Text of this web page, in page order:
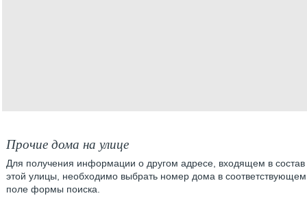
Прочие дома на улице
Для получения информации о другом адресе, входящем в состав
этой улицы, необходимо выбрать номер дома в соответствующем
поле формы поиска.